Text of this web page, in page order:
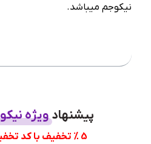
نیکوجم میباشد.
پیشنهادویژه
5 % تخفیف با کد تخفیف: Nikomag